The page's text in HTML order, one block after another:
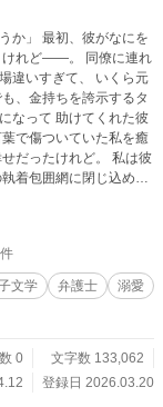
なにを
。 同僚に連れ
違いすぎて、 いくら元
なって 助けてくれた彼
で傷ついていた私を癒
始める × 陽川晴
する
文学 弁護士
溺愛
0
文字数 133,062
登録日 2026.03.20